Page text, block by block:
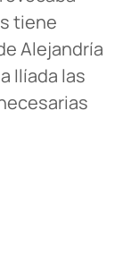
tiene
Alejandría
Ilíada las